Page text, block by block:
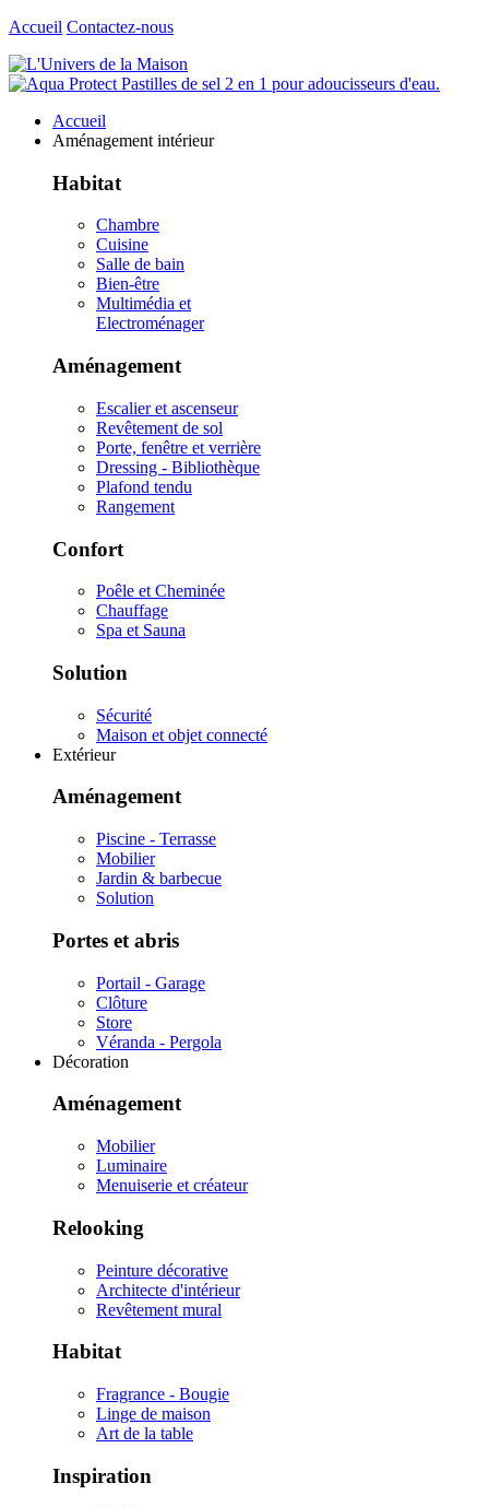
Accueil Contactez-nous
Accueil
Aménagement intérieur
Habitat
Chambre
Cuisine
Salle de bain
Bien-être
Multimédia et
Electroménager
Aménagement
Escalier et ascenseur
Revêtement de sol
Porte, fenêtre et verrière
Dressing - Bibliothèque
Plafond tendu
Rangement
Confort
Poêle et Cheminée
Chauffage
Spa et Sauna
Solution
Sécurité
Maison et objet connecté
Extérieur
Aménagement
Piscine - Terrasse
Mobilier
Jardin & barbecue
Solution
Portes et abris
Portail - Garage
Clôture
Store
Véranda - Pergola
Décoration
Aménagement
Mobilier
Luminaire
Menuiserie et créateur
Relooking
Peinture décorative
Architecte d'intérieur
Revêtement mural
Habitat
Fragrance - Bougie
Linge de maison
Art de la table
Inspiration